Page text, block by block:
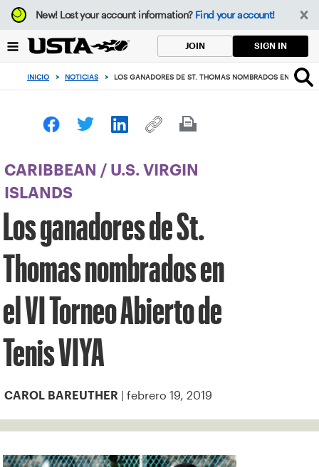
Enfoque
desde
botón
volver
principio
New!Lost your account information? Find your account!
JOIN SIGN IN
INICIO > NOTICIAS > LOS GANADORES DE ST. THOMAS NOMBRADOS EN EL VI
CARIBBEAN / U.S. VIRGIN
ISLANDS
Los ganadores de St.
Thomas nombrados en
el VI Torneo Abierto de
Tenis VIYA
CAROL BAREUTHER | febrero 19, 2019